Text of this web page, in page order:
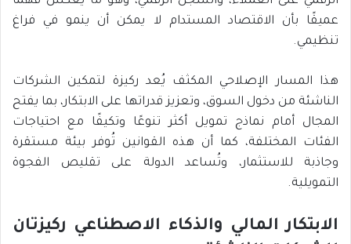
عميقًا بأن الاقتصاد المستدام لا يمكن أن ينمو في فراغ
تنظيمي.
هذا المسار الإصلاحي المكثف يُعد ركيزة لتمكين الشركات
الناشئة من دخول السوق، وتعزيز قدراتها على الابتكار، بما يفتح
المجال أمام نماذج تمويل أكثر تنوعًا وتكيفًا مع احتياجات
الفئات المختلفة، كما أن هذه القوانين تُوفر بيئة مستقرة
وجاذبة للاستثمار، وتُساعد الدولة على تقليص الفجوة
التمويلية.
الابتكار المالي والذكاء الاصطناعي ركيزتان